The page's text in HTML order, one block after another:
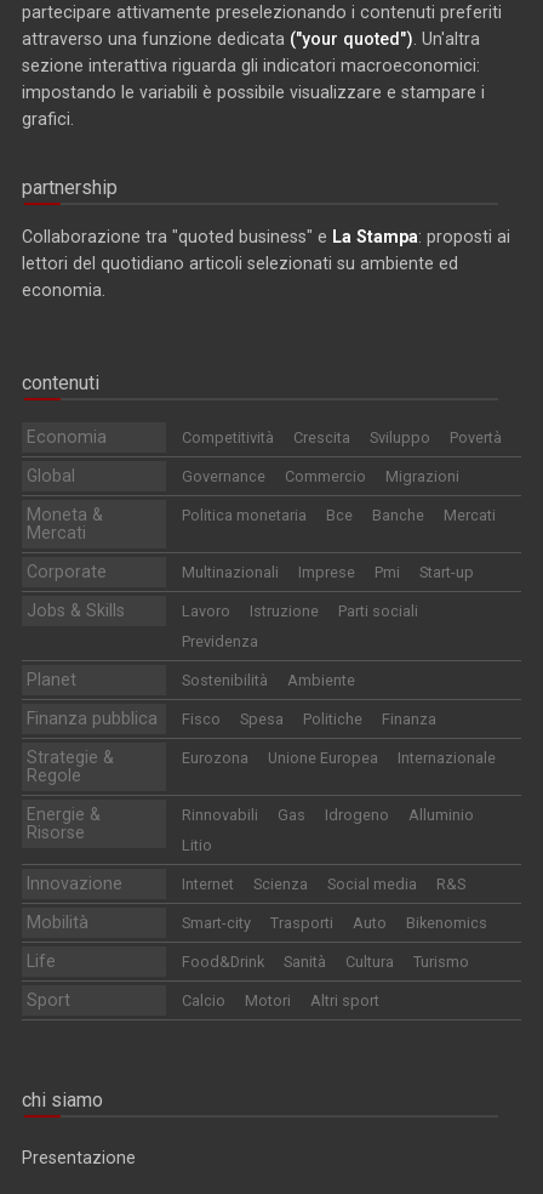
partecipare attivamente preselezionando i contenuti preferiti
attraverso una funzione dedicata ("your quoted") . Un'altra
sezione interattiva riguarda gli indicatori macroeconomici:
impostando le variabili è possibile visualizzare e stampare i
grafici.
partnership
Collaborazione tra "quoted business" e La Stampa: proposti ai
lettori del quotidiano articoli selezionati su ambiente ed
economia.
contenuti
Economia Competitività Crescita Sviluppo Povertà
Global Governance Commercio Migrazioni
Moneta &
Mercati
Politica monetaria Bce Banche Mercati
Corporate Multinazionali Imprese Pmi Start-up
Jobs & Skills Lavoro Istruzione
Parti sociali
Previdenza
Planet Sostenibilità Ambiente
Finanza pubblica Fisco Spesa Politiche Finanza
Strategie &
Regole
Eurozona Unione Europea Internazionale
Energie &
Risorse
Rinnovabili Gas Idrogeno
Alluminio
Litio
Innovazione Internet Scienza Social media R&S
Mobilità Smart-city Trasporti Auto Bikenomics
Life Food&Drink Sanità Cultura Turismo
Sport Calcio Motori Altri sport
chi siamo
Presentazione